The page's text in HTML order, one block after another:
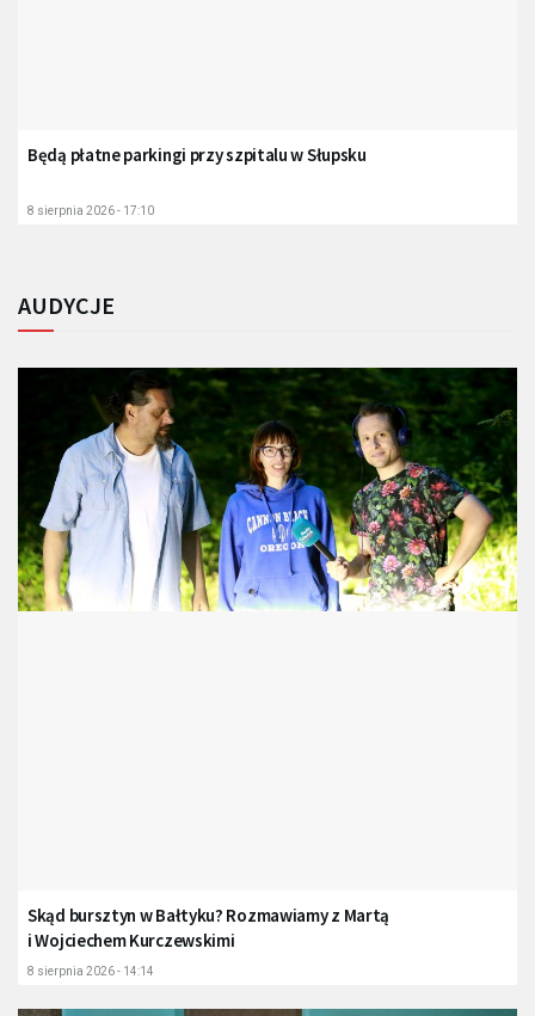
Będą płatne parkingi przy szpitalu w Słupsku
8 sierpnia 2026 - 17:10
AUDYCJE
Skąd bursztyn w Bałtyku? Rozmawiamy z Martą
i Wojciechem Kurczewskimi
8 sierpnia 2026 - 14:14